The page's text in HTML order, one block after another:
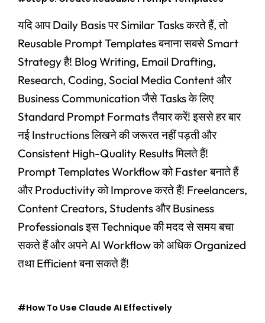
यदि आप Daily Basis पर Similar Tasks करते हैं, तो
Reusable Prompt Templates बनाना सबसे Smart
Strategy है! Blog Writing, Email Drafting,
Research, Coding, Social Media Content और
Business Communication जैसे Tasks के लिए
Standard Prompt Formats तैयार करें! इससे हर बार
नई Instructions लिखने की जरूरत नहीं पड़ती और
Consistent High-Quality Results मिलते हैं!
Prompt Templates Workflow को Faster बनाते हैं
और Productivity को Improve करते हैं! Freelancers,
Content Creators, Students और Business
Professionals इस Technique की मदद से समय बचा
सकते हैं और अपने AI Workflow को अधिक Organized
तथा Efficient बना सकते हैं!
#How To Use Claude AI Effectively